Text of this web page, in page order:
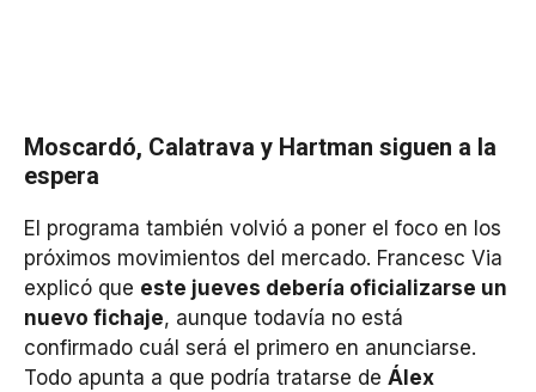
Moscardó, Calatrava y Hartman siguen a la
espera
El programa también volvió a poner el foco en los
próximos movimientos del mercado. Francesc Via
explicó que este jueves debería oficializarse un
nuevo fichaje, aunque todavía no está
confirmado cuál será el primero en anunciarse.
Todo apunta a que podría tratarse de Álex